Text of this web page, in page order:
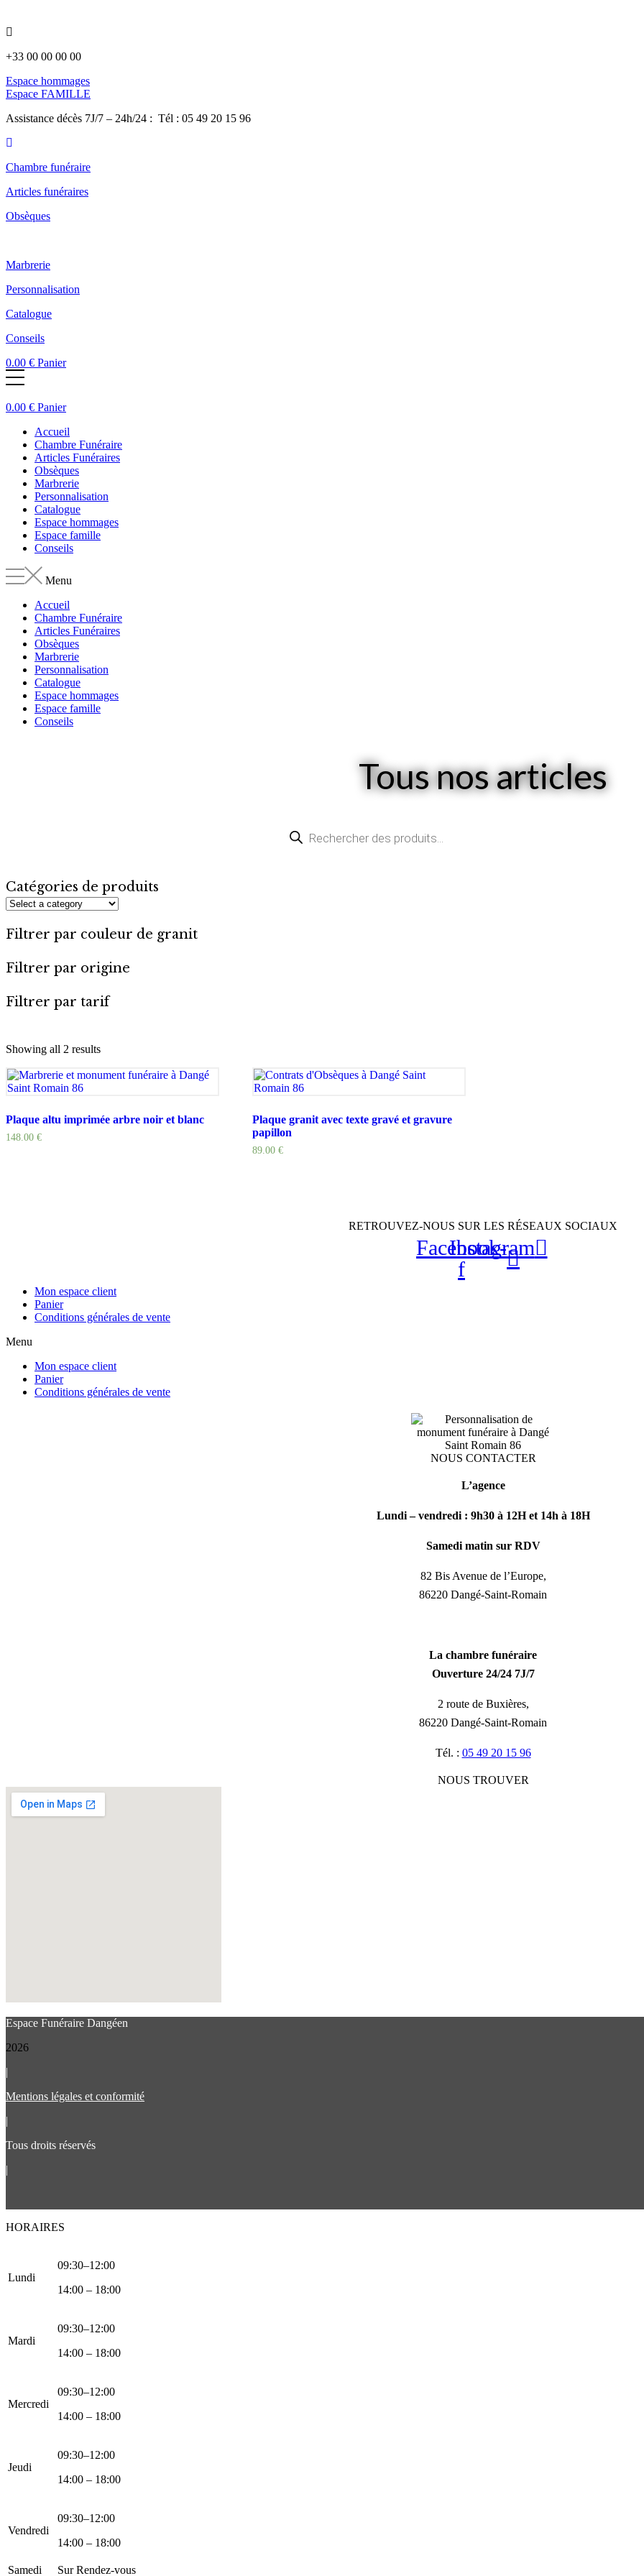
+33 00 00 00 00
Espace hommages
Espace FAMILLE
Assistance décès 7J/7 – 24h/24 : Tél : 05 49 20 15 96
Chambre funéraire
Articles funéraires
Obsèques
Marbrerie
Personnalisation
Catalogue
Conseils
0.00 € Panier
0.00 € Panier
Accueil
Chambre Funéraire
Articles Funéraires
Obsèques
Marbrerie
Personnalisation
Catalogue
Espace hommages
Espace famille
Conseils
Menu
Accueil
Chambre Funéraire
Articles Funéraires
Obsèques
Marbrerie
Personnalisation
Catalogue
Espace hommages
Espace famille
Conseils
Tous nos articles
produits
Catégories de produits
Filtrer par couleur de granit
Filtrer par origine
Filtrer par tarif
Showing all 2 results
Plaque altu imprimée arbre noir et blanc
148.00 €
Plaque granit avec texte gravé et gravure
papillon
89.00€
RETROUVEZ-NOUS SUR LES RÉSEAUX SOCIAUX
Facebook-
f
Instagram
Mon espace client
Panier
Conditions générales de vente
Menu
Mon espace client
Panier
Conditions générales de vente
NOUS CONTACTER
L’agence
Lundi – vendredi : 9h30 à 12H et 14h à 18H
Samedi matin sur RDV
82 Bis Avenue de l’Europe,
86220 Dangé-Saint-Romain
La chambre funéraire
Ouverture 24/24 7J/7
2 route de Buxières,
86220 Dangé-Saint-Romain
Tél. : 05 49 20 15 96
NOUS TROUVER
Espace Funéraire Dangéen
2026
|
Mentions légales et conformité
|
Tous droits réservés
|
HORAIRES
Lundi
09:30–12:00
14:00 – 18:00
Mardi
09:30–12:00
14:00 – 18:00
Mercredi
09:30–12:00
14:00 – 18:00
Jeudi
09:30–12:00
14:00 – 18:00
Vendredi
09:30–12:00
14:00 – 18:00
Samedi Sur Rendez-vous